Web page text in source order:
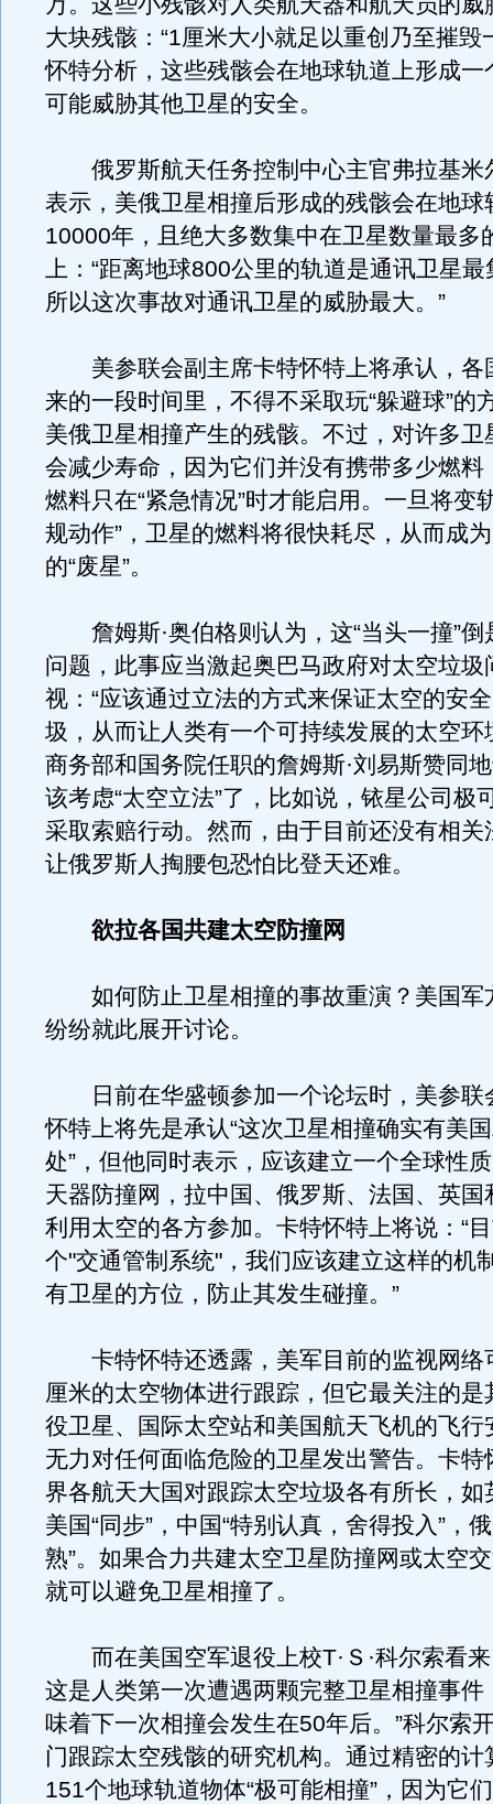
大块残骸：“1厘米大小就足以重创乃至摧毁
怀特分析，这些残骸会在地球轨道上形成一
可能威胁其他卫星的安全。
俄罗斯航天任务控制中心主官弗拉基米
表示，美俄卫星相撞后形成的残骸会在地球
10000年，且绝大多数集中在卫星数量最多
上：“距离地球800公里的轨道是通讯卫星
所以这次事故对通讯卫星的威胁最大。”
美参联会副主席卡特怀特上将承认，各
来的一段时间里，不得不采取玩“躲避球”的
美俄卫星相撞产生的残骸。不过，对许多卫
会减少寿命，因为它们并没有携带多少燃料
燃料只在“紧急情况”时才能启用。一旦将变
规动作”，卫星的燃料将很快耗尽，从而成
的“废星”。
詹姆斯·奥伯格则认为，这“当头一撞”倒
问题，此事应当激起奥巴马政府对太空垃圾
视：“应该通过立法的方式来保证太空的安
圾，从而让人类有一个可持续发展的太空环
商务部和国务院任职的詹姆斯·刘易斯赞同
该考虑“太空立法”了，比如说，铱星公司极
采取索赔行动。然而，由于目前还没有相关
让俄罗斯人掏腰包恐怕比登天还难。
欲拉各国共建太空防撞网
如何防止卫星相撞的事故重演？美国军
纷纷就此展开讨论。
日前在华盛顿参加一个论坛时，美参联
怀特上将先是承认“这次卫星相撞确实有美
处”，但他同时表示，应该建立一个全球性
天器防撞网，拉中国、俄罗斯、法国、英国
利用太空的各方参加。卡特怀特上将说：“
个"交通管制系统"，我们应该建立这样的机
有卫星的方位，防止其发生碰撞。”
卡特怀特还透露，美军目前的监视网络
厘米的太空物体进行跟踪，但它最关注的是
役卫星、国际太空站和美国航天飞机的飞行
无力对任何面临危险的卫星发出警告。卡特
界各航天大国对跟踪太空垃圾各有所长，如
美国“同步”，中国“特别认真，舍得投入”，
熟”。如果合力共建太空卫星防撞网或太空
就可以避免卫星相撞了。
而在美国空军退役上校T·Ｓ·科尔索看来
这是人类第一次遭遇两颗完整卫星相撞事件
味着下一次相撞会发生在50年后。”科尔索
门跟踪太空残骸的研究机构。通过精密的计
151个地球轨道物体“极可能相撞”，因为它